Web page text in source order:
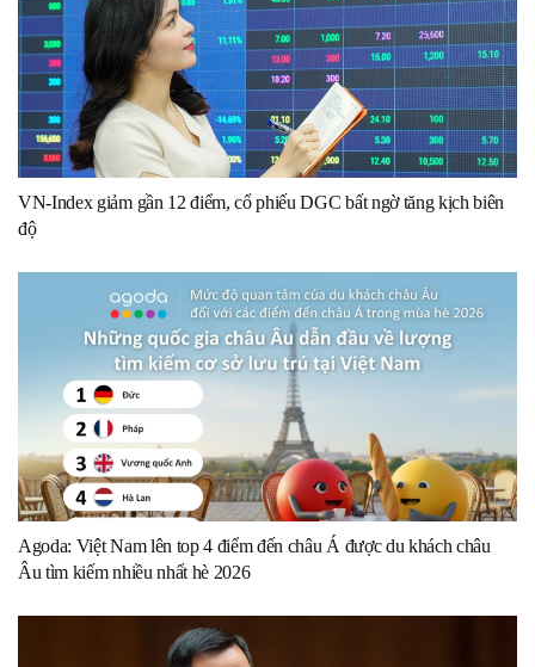
VN-Index giảm gần 12 điểm, cổ phiếu DGC bất ngờ tăng kịch biên
độ
Agoda: Việt Nam lên top 4 điểm đến châu Á được du khách châu
Âu tìm kiếm nhiều nhất hè 2026